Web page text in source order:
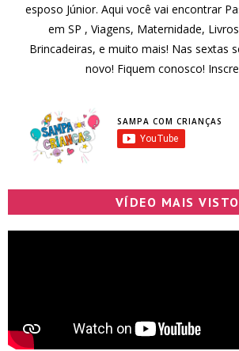
esposo Júnior. Aqui você vai encontrar
em SP , Viagens, Maternidade,
Brincadeiras, e muito mais! Nas sextas
novo! Fiquem conosco!
SAMPA COM CRIANÇAS
VÍDEO MAIS VISTO